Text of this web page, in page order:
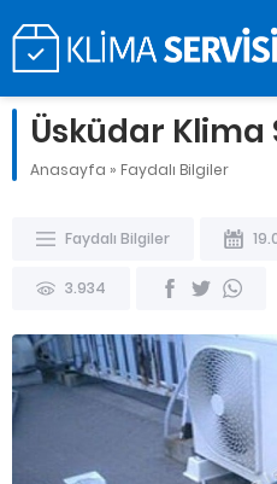
Üsküdar Klima
Anasayfa » Faydalı Bilgiler
Faydalı Bilgiler
3.934